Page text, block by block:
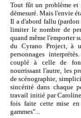
Tout fût un problème
démesuré. Mais l'envie
Il a d'abord fallu
limiter le nombre de
quand même l'emporter
du Cyrano Project, à
personnages
couplé à celle de
nourrissant l'autre, les
de scénographie,
sincérité dans chaque
travail initié par
fois faite cette mise
gammes"...